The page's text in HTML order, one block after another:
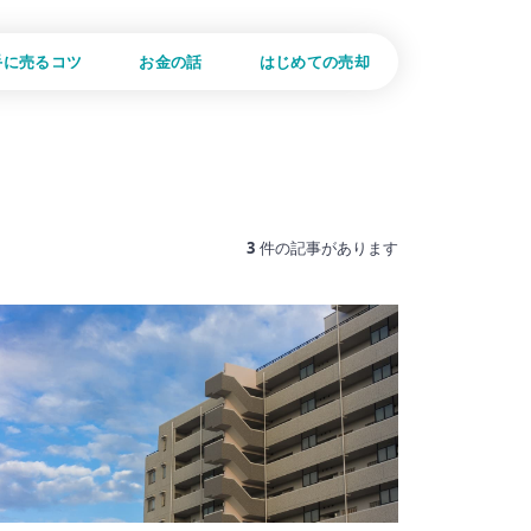
売るコツ お金の話 はじめての売却
3 件の記事があります